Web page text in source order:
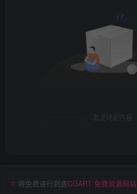
暂无评论内容
将免费进行到底CGART 免费资源网站